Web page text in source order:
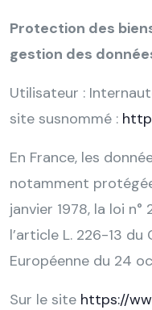
Protection des
gestion des
Utilisateur :
site susnommé :
En France, les
notamment
janvier 1978, la loi
l’article L. 226-13
Européenne du 24
Sur le site https://